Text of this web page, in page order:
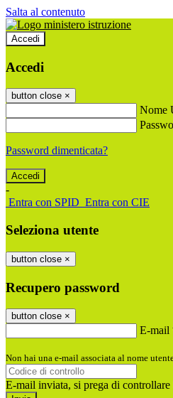
Salta al contenuto
Accedi
Accedi
button close ×
Nome
Password dimenticata?
-
Entra con SPID Entra con CIE
Seleziona utente
button close ×
Recupero password
button close ×
E-mail
Non hai una e-mail associata al nome
E-mail inviata, si prega di controllare